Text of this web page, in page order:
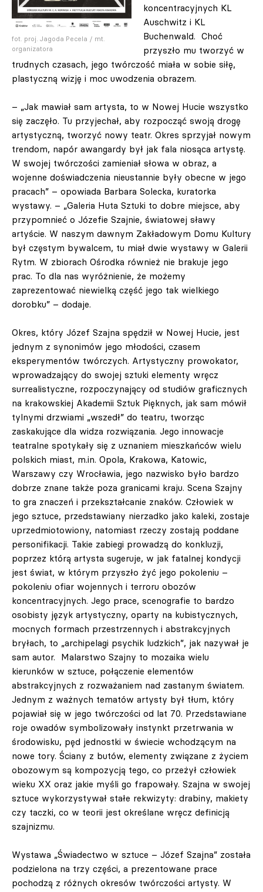
fot. proj. Jagoda Pecela / mt.
organizatora
koncentracyjnych KL
Auschwitz i KL
Buchenwald. Choć
przyszło mu tworzyć w
trudnych czasach, jego twórczość miała w sobie siłę,
plastyczną wizję i moc uwodzenia obrazem.
– „Jak mawiał sam artysta, to w Nowej Hucie wszystko
się zaczęło. Tu przyjechał, aby rozpocząć swoją drogę
artystyczną, tworzyć nowy teatr. Okres sprzyjał nowym
trendom, napór awangardy był jak fala niosąca artystę.
W swojej twórczości zamieniał słowa w obraz, a
wojenne doświadczenia nieustannie były obecne w jego
pracach” – opowiada Barbara Solecka, kuratorka
wystawy. – „Galeria Huta Sztuki to dobre miejsce, aby
przypomnieć o Józefie Szajnie, światowej sławy
artyście. W naszym dawnym Zakładowym Domu Kultury
był częstym bywalcem, tu miał dwie wystawy w Galerii
Rytm. W zbiorach Ośrodka również nie brakuje jego
prac. To dla nas wyróżnienie, że możemy
zaprezentować niewielką część jego tak wielkiego
dorobku” – dodaje.
Okres, który Józef Szajna spędził w Nowej Hucie, jest
jednym z synonimów jego młodości, czasem
eksperymentów twórczych. Artystyczny prowokator,
wprowadzający do swojej sztuki elementy wręcz
surrealistyczne, rozpoczynający od studiów graficznych
na krakowskiej Akademii Sztuk Pięknych, jak sam mówił
tylnymi drzwiami „wszedł” do teatru, tworząc
zaskakujące dla widza rozwiązania. Jego innowacje
teatralne spotykały się z uznaniem mieszkańców wielu
polskich miast, m.in. Opola, Krakowa, Katowic,
Warszawy czy Wrocławia, jego nazwisko było bardzo
dobrze znane także poza granicami kraju. Scena Szajny
to gra znaczeń i przekształcanie znaków. Człowiek w
jego sztuce, przedstawiany nierzadko jako kaleki, zostaje
uprzedmiotowiony, natomiast rzeczy zostają poddane
personifikacji. Takie zabiegi prowadzą do konkluzji,
poprzez którą artysta sugeruje, w jak fatalnej kondycji
jest świat, w którym przyszło żyć jego pokoleniu –
pokoleniu ofiar wojennych i terroru obozów
koncentracyjnych. Jego prace, scenografie to bardzo
osobisty język artystyczny, oparty na kubistycznych,
mocnych formach przestrzennych i abstrakcyjnych
bryłach, to „archipelagi psychik ludzkich”, jak nazywał je
sam autor. Malarstwo Szajny to mozaika wielu
kierunków w sztuce, połączenie elementów
abstrakcyjnych z rozważaniem nad zastanym światem.
Jednym z ważnych tematów artysty był tłum, który
pojawiał się w jego twórczości od lat 70. Przedstawiane
roje owadów symbolizowały instynkt przetrwania w
środowisku, pęd jednostki w świecie wchodzącym na
nowe tory. Ściany z butów, elementy związane z życiem
obozowym są kompozycją tego, co przeżył człowiek
wieku XX oraz jakie myśli go frapowały. Szajna w swojej
sztuce wykorzystywał stałe rekwizyty: drabiny, makiety
czy taczki, co w teorii jest określane wręcz definicją
szajnizmu.
Wystawa „Świadectwo w sztuce – Józef Szajna” została
podzielona na trzy części, a prezentowane prace
pochodzą z różnych okresów twórczości artysty. W